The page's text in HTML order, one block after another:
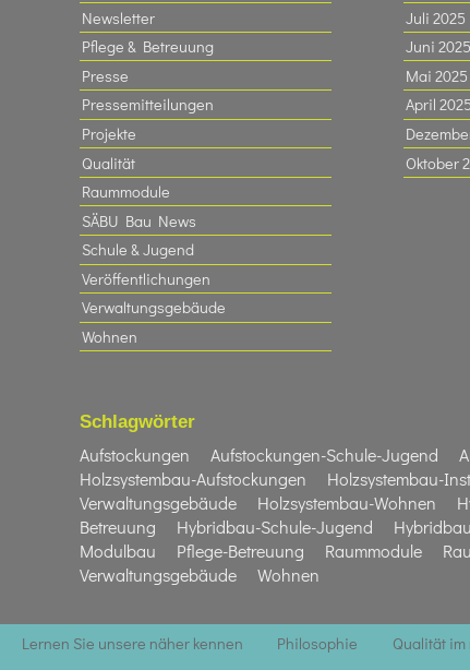
Newsletter
Pflege & Betreuung
Presse
Pressemitteilungen
Projekte
Qualität
Raummodule
SÄBU Bau News
Schule & Jugend
Veröffentlichungen
Verwaltungsgebäude
Wohnen
Juli 2025
Juni 2025
Mai 2025
April 2025
Oktober
Schlagwörter
Aufstockungen Aufstockungen-Schule-Jugend
Holzsystembau-Aufstockungen
Holzsystembau-
Verwaltungsgebäude
Holzsystembau-Wohnen
Betreuung
Hybridbau-Schule-Jugend
Modulbau
Pflege-Betreuung Raummodule
Verwaltungsgebäude
Wohnen
Lernen Sie unsere näher kennen Philosophie Qualität